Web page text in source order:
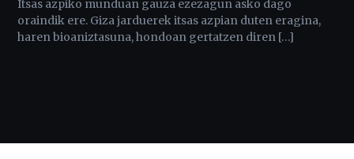
Itsas azpiko munduan gauza ezezagun asko dago
oraindik ere. Giza jarduerek itsas azpian duten eragina,
haren bioaniztasuna, hondoan gertatzen diren […]